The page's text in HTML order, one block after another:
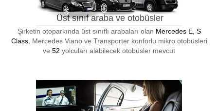
Üst sınıf araba ve otobüsler
Şirketin otoparkında üst sınıflı arabaları olan Mercedes E, S
Class, Mercedes Viano ve Transporter konforlu mikro otobüsleri
ve 52 yolcuları alabilecek otobüsler mevcut